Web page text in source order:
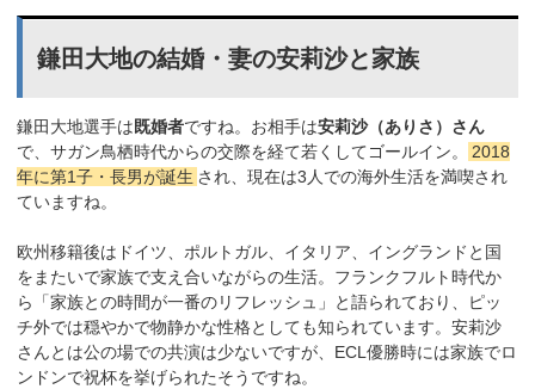
鎌田大地の結婚・妻の安莉沙と家族
鎌田大地選手は既婚者ですね。お相手は安莉沙（ありさ）さん
で、サガン鳥栖時代からの交際を経て若くしてゴールイン。
2018
年に第1子・長男が誕生 され、現在は3人での海外生活を満喫され
ていますね。
欧州移籍後はドイツ、ポルトガル、イタリア、イングランドと国
をまたいで家族で支え合いながらの生活。フランクフルト時代か
ら「家族との時間が一番のリフレッシュ」と語られており、ピッ
チ外では穏やかで物静かな性格としても知られています。安莉沙
さんとは公の場での共演は少ないですが、ECL優勝時には家族でロ
ンドンで祝杯を挙げられたそうですね。